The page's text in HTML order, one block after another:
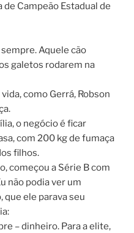
de Campeão Estadual de
Aquele cão
galetos rodarem na
como Gerrá, Robson
o negócio é ficar
com 200 kg de fumaça
filhos.
começou a Série B com
não podia ver um
que ele parava seu
– dinheiro. Para a elite,